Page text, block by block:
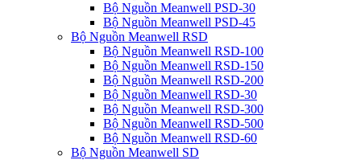
Bộ Nguồn Meanwell PSD-30
Bộ Nguồn Meanwell PSD-45
Bộ Nguồn Meanwell RSD
Bộ Nguồn Meanwell RSD-100
Bộ Nguồn Meanwell RSD-150
Bộ Nguồn Meanwell RSD-200
Bộ Nguồn Meanwell RSD-30
Bộ Nguồn Meanwell RSD-300
Bộ Nguồn Meanwell RSD-500
Bộ Nguồn Meanwell RSD-60
Bộ Nguồn Meanwell SD